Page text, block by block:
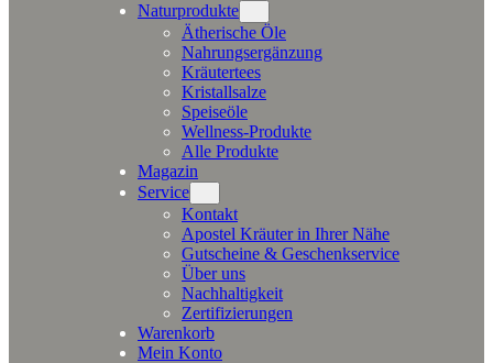
Naturprodukte
Ätherische Öle
Nahrungsergänzung
Kräutertees
Kristallsalze
Speiseöle
Wellness-Produkte
Alle Produkte
Magazin
Service
Kontakt
Apostel Kräuter in Ihrer Nähe
Gutscheine & Geschenkservice
Über uns
Nachhaltigkeit
Zertifizierungen
Warenkorb
Mein Konto